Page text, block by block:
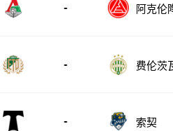
- 阿克伦
- 费伦茨
- 索契